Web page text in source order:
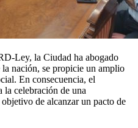
Ley, la Ciudad ha abogado
nación, se propicie un amplio
En consecuencia, el
la celebración de una
de alcanzar un pacto de